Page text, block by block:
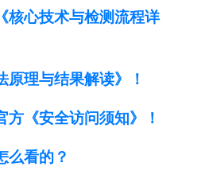
核心技术与检测流程详
理与结果解读》！
《安全访问须知》！
么看的？